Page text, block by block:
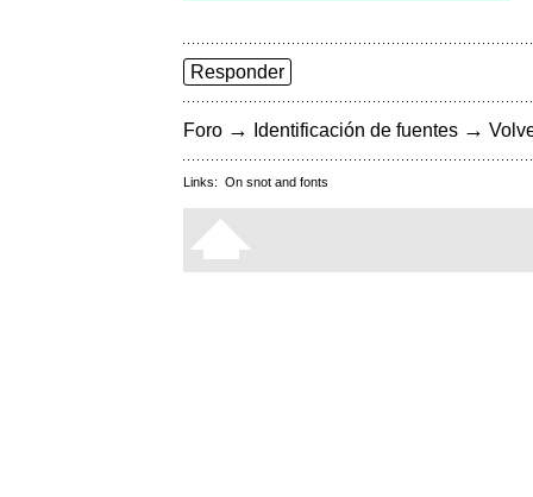
Responder
Foro → Identificación de fuentes →
Links: On snot and fonts